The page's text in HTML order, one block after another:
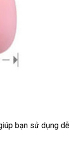
bạn sử dụng dễ